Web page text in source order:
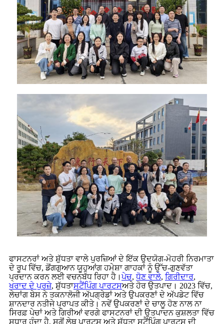
ਫਾਸਟਨਰਾਂ ਅਤੇ ਸ਼ੁੱਧਤਾ ਵਾਲੇ ਪੁਰਜ਼ਿਆਂ ਦੇ ਇੱਕ ਉਦਯੋਗ-ਮੋਹਰੀ ਨਿਰਮਾਤਾ
ਦੇ ਰੂਪ ਵਿੱਚ, ਡੋਂਗਗੁਆਨ ਯੂਹੁਆਂਗ ਹਮੇਸ਼ਾ ਗਾਹਕਾਂ ਨੂੰ ਉੱਚ-ਗੁਣਵੱਤਾ
ਪ੍ਰਦਾਨ ਕਰਨ ਲਈ ਵਚਨਬੱਧ ਰਿਹਾ ਹੈ।ਪੇਚ,ਧੋਣ ਵਾਲੇ, ਗਿਰੀਦਾਰ,
ਖਰਾਦ ਦੇ ਪੁਰਜ਼ੇ, ਸ਼ੁੱਧਤਾਸਟੈਂਪਿੰਗ ਪਾਰਟਸਅਤੇ ਹੋਰ ਉਤਪਾਦ। 2023 ਵਿੱਚ,
ਲੇਚਾਂਗ ਬੇਸ ਨੇ ਤਕਨਾਲੋਜੀ ਅੱਪਗ੍ਰੇਡਾਂ ਅਤੇ ਉਪਕਰਣਾਂ ਦੇ ਅੱਪਡੇਟ ਵਿੱਚ
ਸ਼ਾਨਦਾਰ ਨਤੀਜੇ ਪ੍ਰਾਪਤ ਕੀਤੇ। ਨਵੇਂ ਉਪਕਰਣਾਂ ਦੇ ਚਾਲੂ ਹੋਣ ਨਾਲ ਨਾ
ਸਿਰਫ਼ ਪੇਚਾਂ ਅਤੇ ਗਿਰੀਆਂ ਵਰਗੇ ਫਾਸਟਨਰਾਂ ਦੀ ਉਤਪਾਦਨ ਕੁਸ਼ਲਤਾ ਵਿੱਚ
ਸੁਧਾਰ ਹੁੰਦਾ ਹੈ, ਸਗੋਂ ਲੇਥ ਪਾਰਟਸ ਅਤੇ ਸ਼ੁੱਧਤਾ ਸਟੈਂਪਿੰਗ ਪਾਰਟਸ ਦੀ